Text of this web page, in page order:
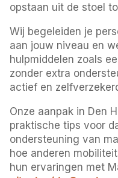
opstaan uit de stoel
Wij begeleiden je
aan jouw niveau en
hulpmiddelen zoals
zonder extra
actief en
Onze aanpak in Den
praktische tips voor
ondersteuning van
hoe anderen
hun ervaringen met